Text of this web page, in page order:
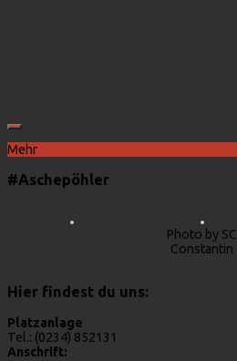
Mehr
#Aschepöhler
Photo by SC
Constantin
Hier findest du uns:
Platzanlage
Tel.: (0234) 852131
Anschrift: